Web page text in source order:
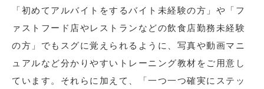
「初めてアルバイトをするバイト未経験の方」や「フ
ァストフード店やレストランなどの飲食店勤務未経験
の方」でもスグに覚えられるように、写真や動画マニ
ュアルなど分かりやすいトレーニング教材をご用意し
ています。それらに加えて、「一つ一つ確実にステッ